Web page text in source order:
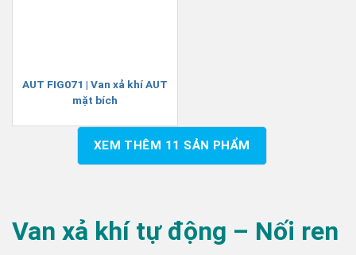
AUT FIG071 | Van xả khí AUT
mặt bích
XEM THÊM 11 SẢN PHẨM
Van xả khí tự động – Nối ren